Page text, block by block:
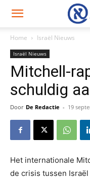
Home Israël Nieuws
Israël Nieuws
Mitchell-
schuldig
Door De Redactie - 19
Het internationale
de crisis tussen